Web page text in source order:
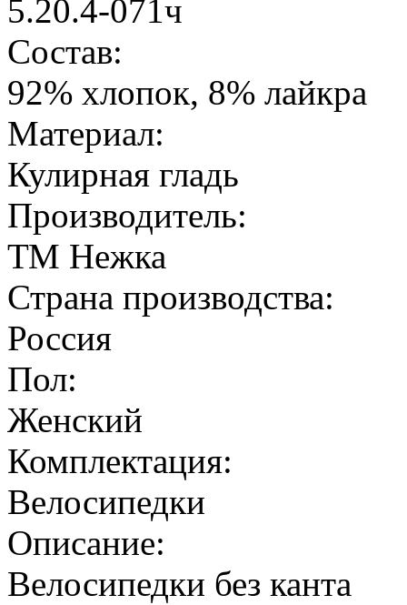
5.20.4-071ч
Состав:
92% хлопок, 8% лайкра
Материал:
Кулирная гладь
Производитель:
ТМ Нежка
Страна производства:
Россия
Пол:
Женский
Комплектация:
Велосипедки
Описание:
Велосипедки без канта